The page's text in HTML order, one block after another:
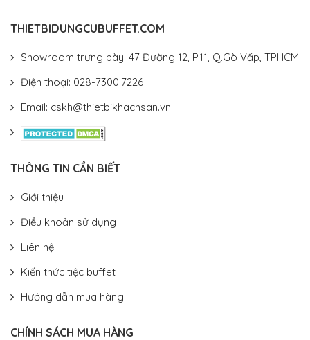
THIETBIDUNGCUBUFFET.COM
Showroom trưng bày: 47 Đường 12, P.11, Q.Gò Vấp, TPHCM
Điện thoại: 028-7300.7226
Email: cskh@thietbikhachsan.vn
THÔNG TIN CẦN BIẾT
Giới thiệu
Điều khoản sử dụng
Liên hệ
Kiến thức tiệc buffet
Hướng dẫn mua hàng
CHÍNH SÁCH MUA HÀNG